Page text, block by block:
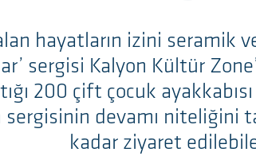
hayatların izini seramik
sergisi Kalyon Kültür
200 çift çocuk
devamı niteliğini
kadar ziyaret